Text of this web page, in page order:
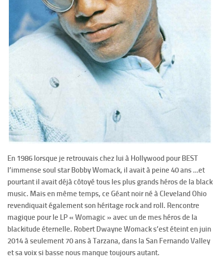
En 1986 lorsque je retrouvais chez lui à Hollywood pour BEST
l’immense soul star Bobby Womack, il avait à peine 40 ans …et
pourtant il avait déjà côtoyé tous les plus grands héros de la black
music. Mais en même temps, ce Géant noir né à Cleveland Ohio
revendiquait également son héritage rock and roll. Rencontre
magique pour le LP « Womagic » avec un de mes héros de la
blackitude éternelle. Robert Dwayne Womack s’est éteint en juin
2014 à seulement 70 ans à Tarzana, dans la San Fernando Valley
et sa voix si basse nous manque toujours autant.